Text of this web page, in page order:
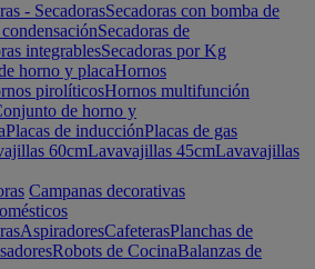
- SecadorasSecadoras con bomba de
Secadoras de
integrablesSecadoras por Kg
horno y placaHornos
pirolíticosHornos multifunción
de horno y
Placas de inducciónPlacas de gas
60cmLavavajillas 45cmLavavajillas
Campanas decorativas
AspiradoresCafeterasPlanchas de
Robots de CocinaBalanzas de